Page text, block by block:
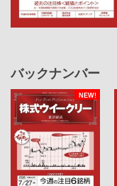
バックナンバー
NEW!